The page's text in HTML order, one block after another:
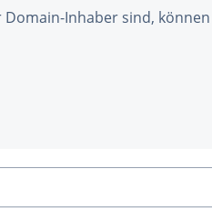
Inhaber sind,